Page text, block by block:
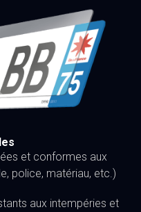
et conformes aux
police, matériau, etc.)
aux intempéries et